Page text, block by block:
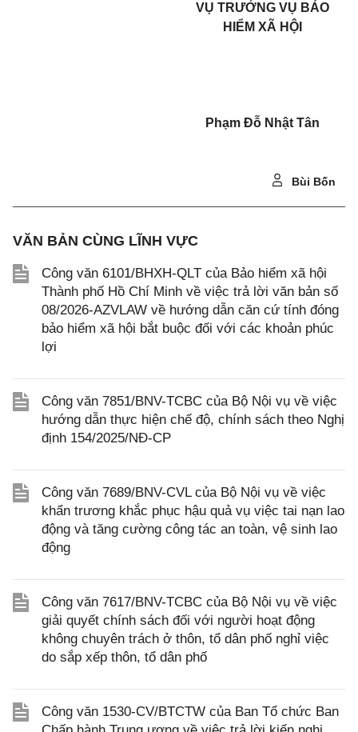
VỤ TRƯỞNG VỤ BẢO
HIỂM XÃ HỘI
Phạm Đỗ Nhật Tân
Bùi Bốn
VĂN BẢN CÙNG LĨNH VỰC
Công văn 6101/BHXH-QLT của Bảo hiểm xã hội
Thành phố Hồ Chí Minh về việc trả lời văn bản số
08/2026-AZVLAW về hướng dẫn căn cứ tính đóng
bảo hiểm xã hội bắt buộc đối với các khoản phúc
lợi
Công văn 7851/BNV-TCBC của Bộ Nội vụ về việc
hướng dẫn thực hiện chế độ, chính sách theo Nghị
định 154/2025/NĐ-CP
Công văn 7689/BNV-CVL của Bộ Nội vụ về việc
khẩn trương khắc phục hậu quả vụ việc tai nạn lao
động và tăng cường công tác an toàn, vệ sinh lao
động
Công văn 7617/BNV-TCBC của Bộ Nội vụ về việc
giải quyết chính sách đối với người hoạt động
không chuyên trách ở thôn, tổ dân phố nghỉ việc
do sắp xếp thôn, tổ dân phố
Công văn 1530-CV/BTCTW của Ban Tổ chức Ban